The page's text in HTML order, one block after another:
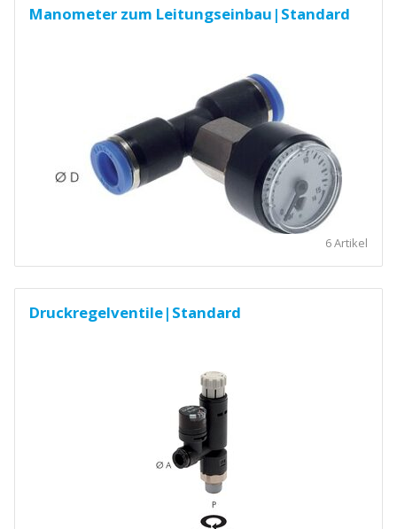
Manometer zum Leitungseinbau|Standard
6 Artikel
Druckregelventile|Standard